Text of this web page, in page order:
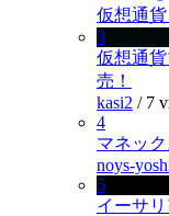
仮想通
3
仮想通
売！
kasi2 / 7
4
マネッ
noys-
5
イーサ